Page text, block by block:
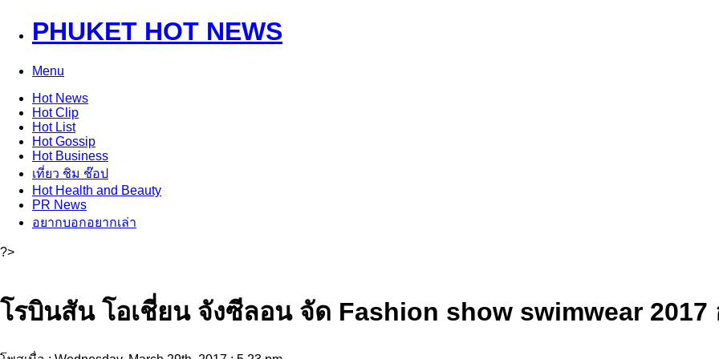
PHUKET HOT NEWS
Menu
HotNews
HotClip
HotList
HotGossip
HotBusiness
เที่ยว ชิม ช๊อป
HotHealth and Beauty
PR News
อยากบอกอยากเล่า
?>
โรบินสัน โอเชี่ยน จังซีลอน จัด Fashion show swimwear 2017